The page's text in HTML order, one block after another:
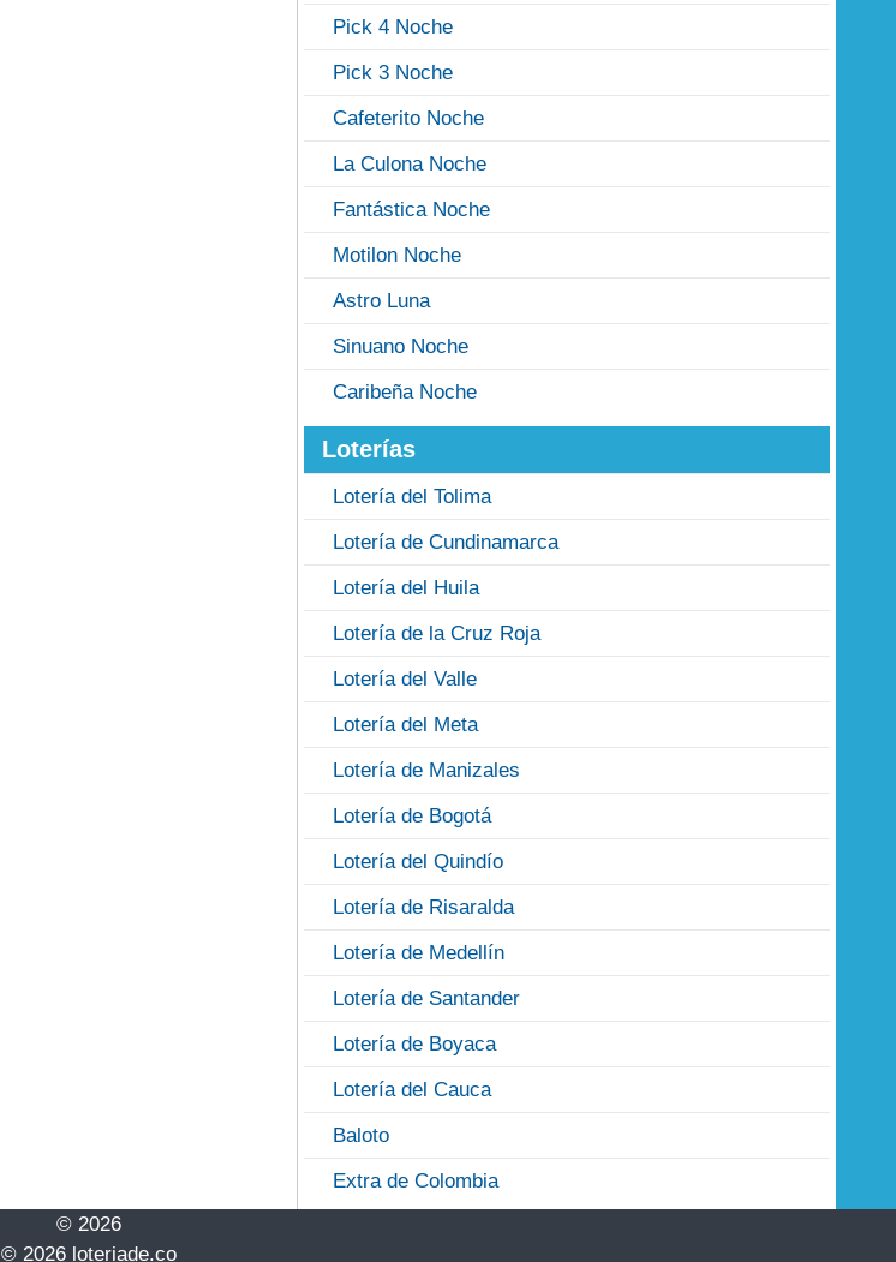
Pick 4 Noche
Pick 3 Noche
Cafeterito Noche
La Culona Noche
Fantástica Noche
Motilon Noche
Astro Luna
Sinuano Noche
Caribeña Noche
Loterías
Lotería del Tolima
Lotería de Cundinamarca
Lotería del Huila
Lotería de la Cruz Roja
Lotería del Valle
Lotería del Meta
Lotería de Manizales
Lotería de Bogotá
Lotería del Quindío
Lotería de Risaralda
Lotería de Medellín
Lotería de Santander
Lotería de Boyaca
Lotería del Cauca
Baloto
Extra de Colombia
© 2026
© 2026 loteriade.co